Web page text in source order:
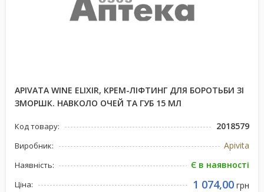
APIVATA WINE ELIXIR, КРЕМ-ЛІФТИНГ ДЛЯ БОРОТЬБИ ЗІ
ЗМОРШК. НАВКОЛО ОЧЕЙ ТА ГУБ 15 МЛ
Код товару: 2018579
Виробник: Apivita
Наявність: Є в наявності
Ціна: 1 074,00 грн